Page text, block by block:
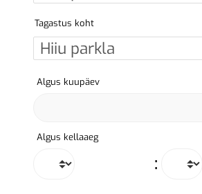
Tagastus koht
Algus kuupäev
Algus kellaaeg
: